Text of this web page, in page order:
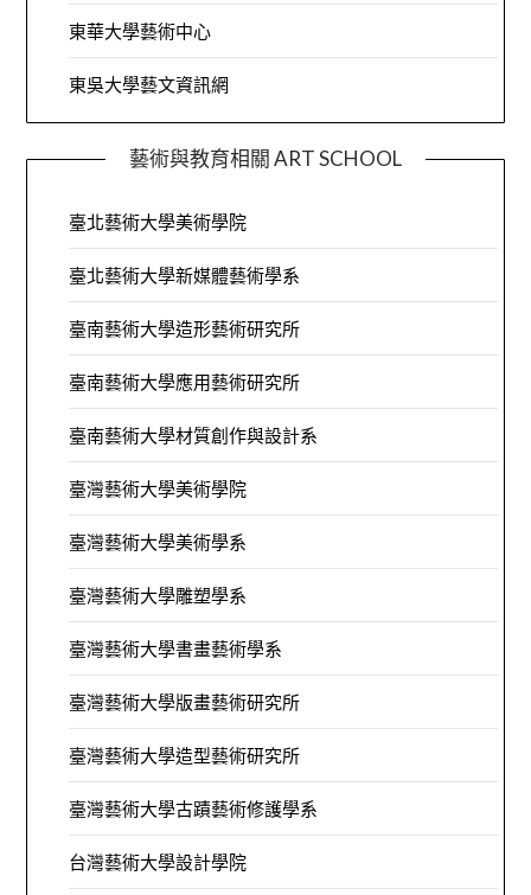
東華大學藝術中心
東吳大學藝文資訊網
藝術與教育相關 ART SCHOOL
臺北藝術大學美術學院
臺北藝術大學新媒體藝術學系
臺南藝術大學造形藝術研究所
臺南藝術大學應用藝術研究所
臺南藝術大學材質創作與設計系
臺灣藝術大學美術學院
臺灣藝術大學美術學系
臺灣藝術大學雕塑學系
臺灣藝術大學書畫藝術學系
臺灣藝術大學版畫藝術研究所
臺灣藝術大學造型藝術研究所
臺灣藝術大學古蹟藝術修護學系
台灣藝術大學設計學院